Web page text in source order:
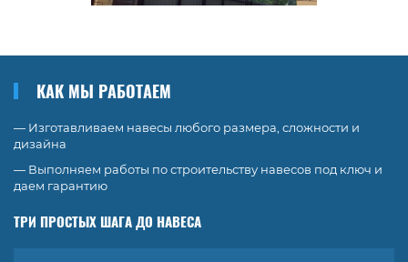
КАК МЫ РАБОТАЕМ
— Изготавливаем навесы любого размера, сложности и
дизайна
— Выполняем работы по строительству навесов под ключ и
даем гарантию
ТРИ ПРОСТЫХ ШАГА ДО НАВЕСА